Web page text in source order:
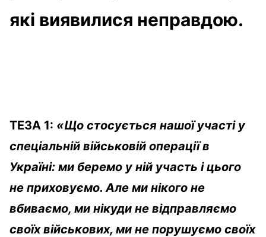
які виявилися неправдою.
ТЕЗА 1: «Що стосується нашої участі у
спеціальній військовій операції в
Україні: ми беремо у ній участь і цього
не приховуємо. Але ми нікого не
вбиваємо, ми нікуди не відправляємо
своїх військових, ми не порушуємо своїх